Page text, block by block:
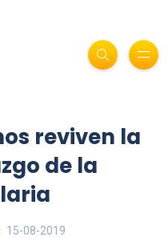
reviven la
de la
15-08-2019